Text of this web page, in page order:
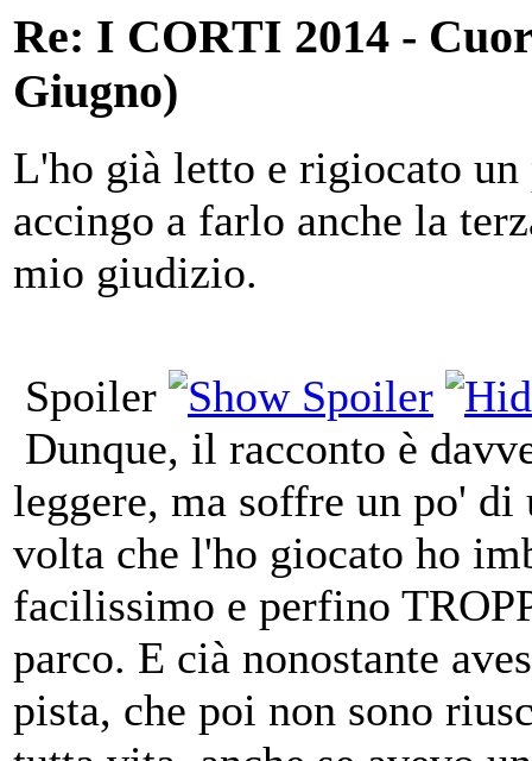
Re: I CORTI 2014 -
Giugno)
L'ho già letto e rigiocato
accingo a farlo anche la
mio giudizio.
Spoiler
Dunque, il racconto è
leggere, ma soffre un po'
volta che l'ho giocato ho
facilissimo e perfino
parco. E cià nonostante
pista, che poi non sono